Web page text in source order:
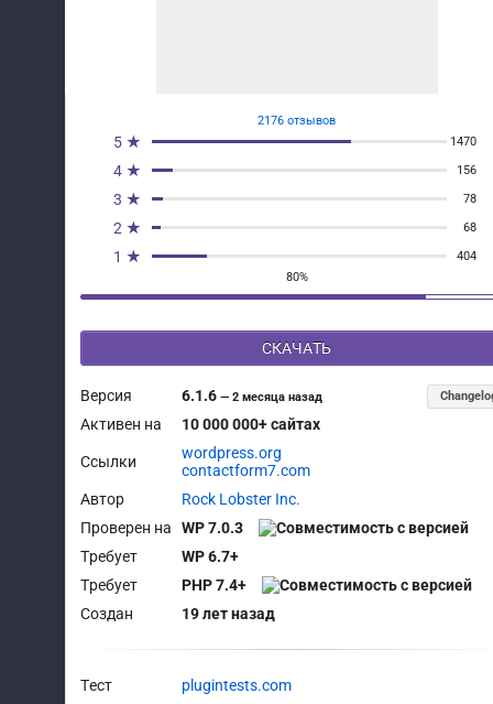
2176 отзывов
5 ★ 1470
4 ★ 156
3 ★ 78
2 ★ 68
1 ★
404
80%
СКАЧАТЬ
Версия 6.1.6—2 месяца назад
Активен на 10 000 000+ сайтах
Ссылки
wordpress.org
contactform7.com
Автор
Rock Lobster Inc.
Проверен на
WP 7.0.3
Требует
WP 6.7+
Требует
PHP 7.4+
Создан
19 лет назад
Тест
plugintests.com